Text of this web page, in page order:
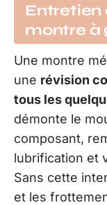
Entretien
montre à
Une montre
une révision
tous les
démonte le
composant,
lubrification et
Sans cette
et les